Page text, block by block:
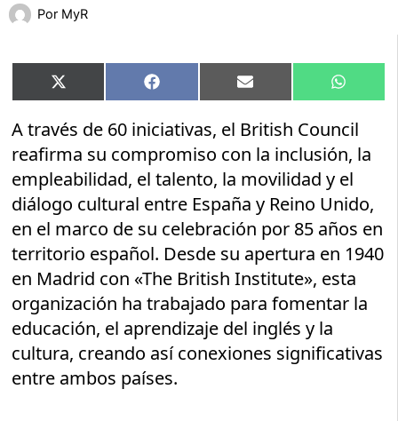
Por MyR
Compartir
en
X
(Twitter)
Compartir
en
Facebook Compartir
en
Email
en
A través de 60 iniciativas, el British Council
reafirma su compromiso con la inclusión, la
empleabilidad, el talento, la movilidad y el
diálogo cultural entre España y Reino Unido,
en el marco de su celebración por 85 años en
territorio español. Desde su apertura en 1940
en Madrid con «The British Institute», esta
organización ha trabajado para fomentar la
educación, el aprendizaje del inglés y la
cultura, creando así conexiones significativas
entre ambos países.